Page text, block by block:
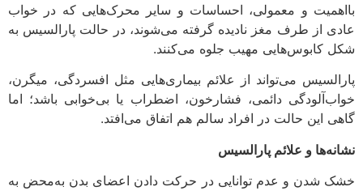
بااهمیت و معمولی، احساسات و سایر محرک‌هایی که در خواب
عادی از طرف مغز نادیده گرفته می‌شوند، در حالت پارالسیس به
شکل کابوس‌هایی مهیب جلوه می‌کنند.
پارالسیس می‌تواند از علائم بیماری‌هایی مثل افسردگی، میگرن،
خواب‌آلودگی دائمی، فشارخون، اضطراب یا بی‌خوابی باشد؛ اما
گاهی این حالت در افراد سالم هم اتفاق می‌افتد.
نشانه‌ها و علائم پارالسیس
خشک شدن و عدم توانایی در حرکت دادن اعضای بدن به‌محض به